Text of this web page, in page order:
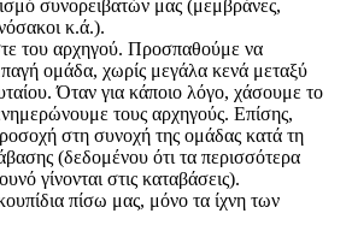
συνορειβατών μας (μεμβράνες,
κ.ά.).
του αρχηγού. Προσπαθούμε να
ομάδα, χωρίς μεγάλα κενά μεταξύ
Όταν για κάποιο λόγο, χάσουμε το
τους αρχηγούς. Επίσης,
στη συνοχή της ομάδας κατά τη
(δεδομένου ότι τα περισσότερα
γίνονται στις καταβάσεις).
πίσω μας, μόνο τα ίχνη των